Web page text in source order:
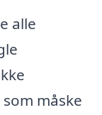
alle
måske